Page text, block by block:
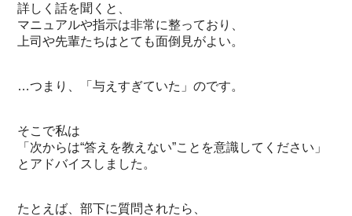
詳しく話を聞くと、
マニュアルや指示は非常に整っており、
上司や先輩たちはとても面倒見がよい。
…つまり、「与えすぎていた」のです。
そこで私は
「次からは“答えを教えない”ことを意識してください」
とアドバイスしました。
たとえば、部下に質問されたら、